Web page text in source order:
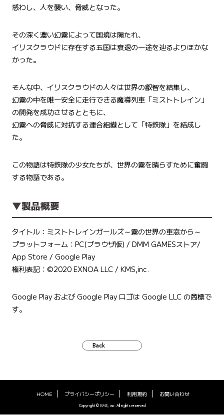
惑わし、人を襲い、脅威となった。
その深く濃い幻霧によって国境は隔たれ、
イリスクラウドに存在する五国は衰退の一途を辿るよりほかな
かった。
そんな中、イリスクラウドの人々は世界の叡智を結集し、
幻霧の中を唯一安全に走行できる魔導列車「ミストトレイン」
の開発を成功させるとともに、
幻霧への脅威に対抗する連合組織として「特鉄隊」を結成し
た。
この物語は特鉄隊の少女たちが、世界の霧を晴らすために奮闘
する物語である。
▼製品概要
タイトル：ミストトレインガールズ～霧の世界の車窓から～
プラットフォーム：PC(ブラウザ版) / DMM GAMESストア/
App Store / Google Play
権利表記：©️2020 EXNOA LLC / KMS,inc.
Google Play および Google Play ロゴは Google LLC の商標で
す。
Back
HOME プライバシーポリシー 利用規約 お問い合わせ
Copyright © KMS, inc. All rights reserved